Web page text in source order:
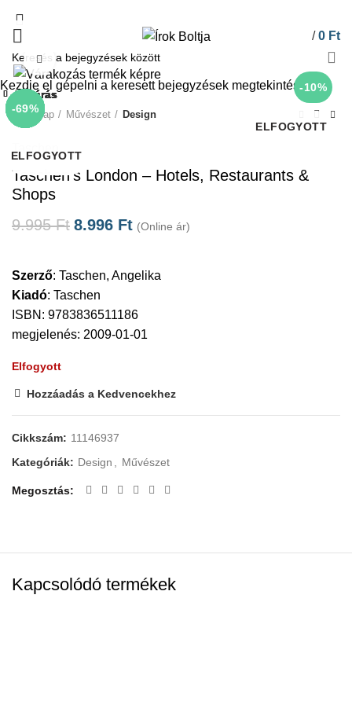
/ 0 Ft
-10%
ELFOGYOTT
Click to enlarge
Kezdőlap Művészet Design
Taschen’s London – Hotels, Restaurants &
Shops
9.995Ft 8.996 Ft (Online ár)
Szerző: Taschen, Angelika
Kiadó: Taschen
ISBN: 9783836511186
megjelenés: 2009-01-01
Elfogyott
Hozzáadás a Kedvencekhez
Cikkszám: 11146937
Kategóriák: Design , Művészet
Megosztás
Kapcsolódó termékek
-10%
ELFOGYOTT
Bezárás
-10%
Bezárás
-10%
ELFOGYOTT
Bezárás
-10%
Bezárás
Bezárás
-10%
Bezárás
-55%
Bezárás
-69%
Bezárás
Kezdje el gépelni a keresett bejegyzések megtekintéséhez.